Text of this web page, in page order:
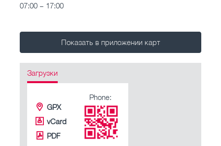
07:00 – 17:00
Показать в приложении карт
Загрузки
GPX
vCard
PDF
Phone: